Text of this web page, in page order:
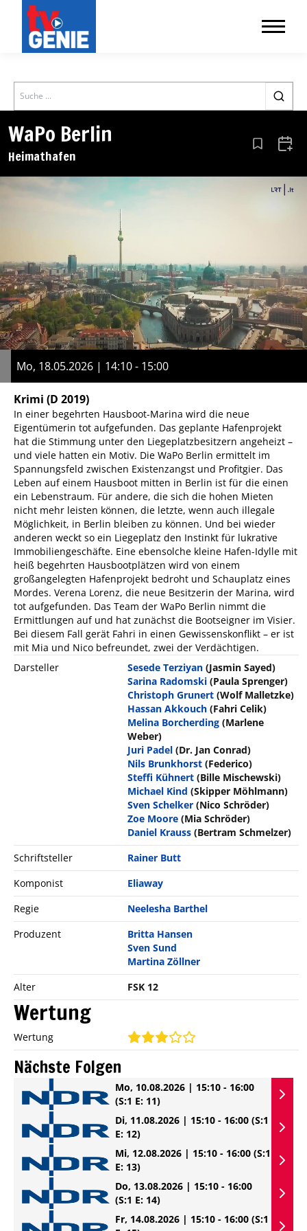
Search
WaPo Berlin
Heimathafen Aus den
Mo, 18.05.2026 | 14:10 - 15:00
Krimi (D 2019)
In einer begehrten Hausboot-Marina wird die neue
Eigentümerin tot aufgefunden. Das geplante Hafenprojekt
hat die Stimmung unter den Liegeplatzbesitzern angeheizt –
und viele hatten ein Motiv. Die WaPo Berlin ermittelt im
Spannungsfeld zwischen Existenzangst und Profitgier. Das
Leben auf einem Hausboot mitten in Berlin ist für die einen
ein Lebenstraum. Für andere, die sich die hohen Mieten
nicht mehr leisten können, die letzte, wenn auch illegale
Möglichkeit, in Berlin bleiben zu können. Und bei wieder
anderen weckt so ein Liegeplatz den Instinkt für lukrative
Immobiliengeschäfte. Eine ebensolche kleine Hafen-Idylle mit
heiß begehrten Hausbootplätzen wird von einem
großangelegten Hafenprojekt bedroht und Schauplatz eines
Mordes. Verena Lorenz, die neue Besitzerin der Marina, wird
tot aufgefunden. Das Team der WaPo Berlin nimmt die
Ermittlungen auf und hat zunächst die Bootseigner im Visier.
Bei diesem Fall gerät Fahri in einen Gewissenskonflikt – er ist
mit Mia und Nico befreundet, zwei der Verdächtigen.
Darsteller
Sesede Terziyan (Jasmin Sayed)
Sarina Radomski (Paula Sprenger)
Christoph Grunert (Wolf Malletzke)
Hassan Akkouch (Fahri Celik)
Melina Borcherding (Marlene
Weber)
Juri Padel (Dr. Jan Conrad)
Nils Brunkhorst (Federico)
Steffi Kühnert (Bille Mischewski)
Michael Kind (Skipper Möhlmann)
Sven Schelker (Nico Schröder)
Zoe Moore (Mia Schröder)
Daniel Krauss (Bertram Schmelzer)
Schriftsteller
Rainer Butt
Komponist
Eliaway
Regie
Neelesha Barthel
Produzent
Britta Hansen
Sven Sund
Martina Zöllner
Alter
FSK 12
Wertung
Wertung
Nächste Folgen
Mo, 10.08.2026 | 15:10 - 16:00
(S:1 E: 11)
Di, 11.08.2026 | 15:10 - 16:00 (S:1
E: 12)
Mi, 12.08.2026 | 15:10 - 16:00 (S:1
E: 13)
Do, 13.08.2026 | 15:10 - 16:00
(S:1 E: 14)
Fr, 14.08.2026 | 15:10 - 16:00 (S:1